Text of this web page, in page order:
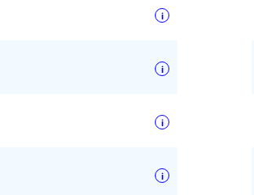
i
i
i
i